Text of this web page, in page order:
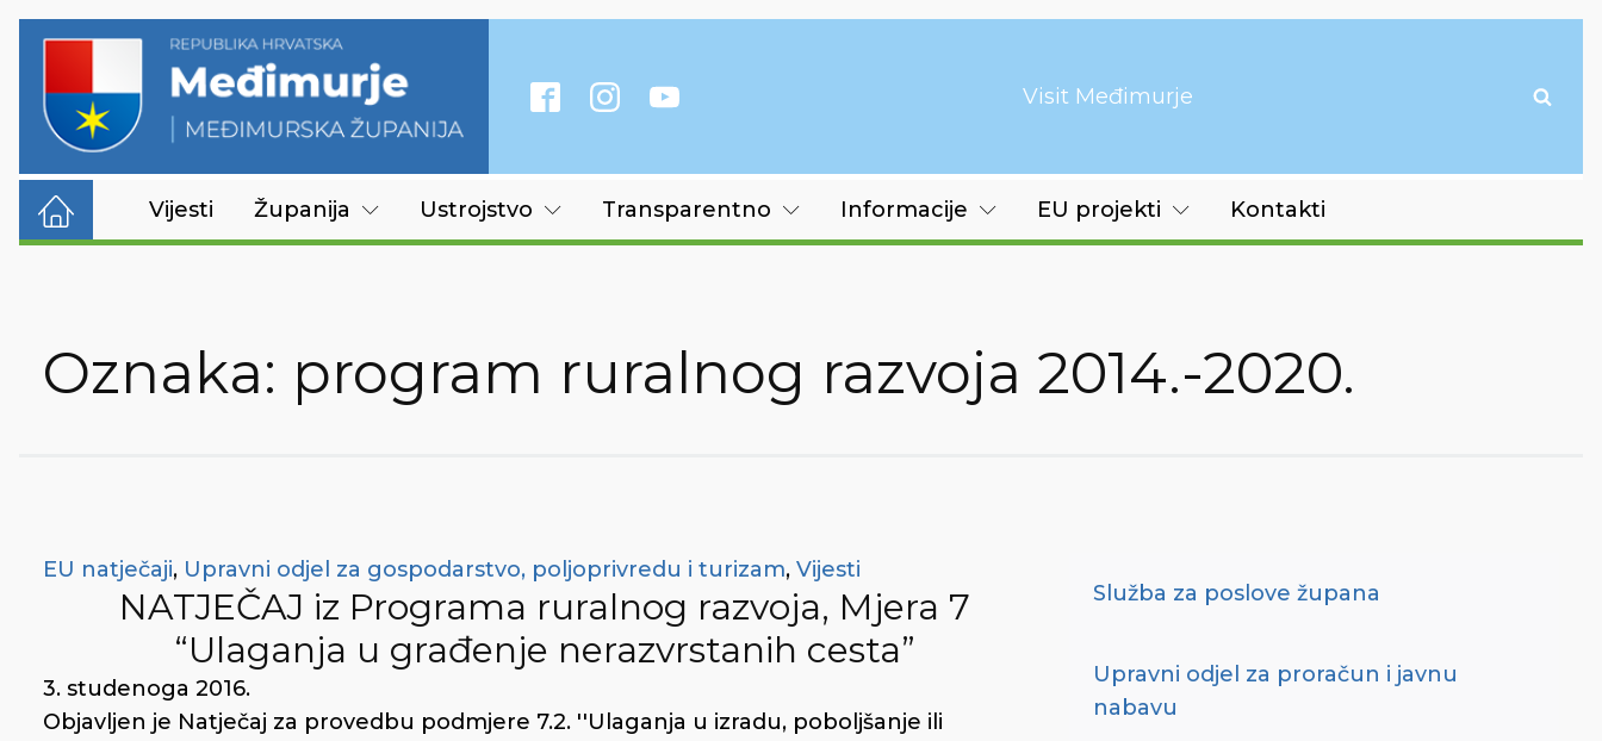
Visit Međimurje
Vijesti Županija Ustrojstvo Transparentno Informacije EU projekti Kontakti
Oznaka: program ruralnog razvoja 2014.-2020.
EU natječaji, Upravni odjel za gospodarstvo, poljoprivredu i turizam, Vijesti
NATJEČAJ iz Programa ruralnog razvoja, Mjera 7
“Ulaganja u građenje nerazvrstanih cesta”
3. studenoga 2016.
Objavljen je Natječaj za provedbu podmjere 7.2. ''Ulaganja u izradu, poboljšanje ili
Služba za poslove župana
Upravni odjel za proračun i javnu
nabavu